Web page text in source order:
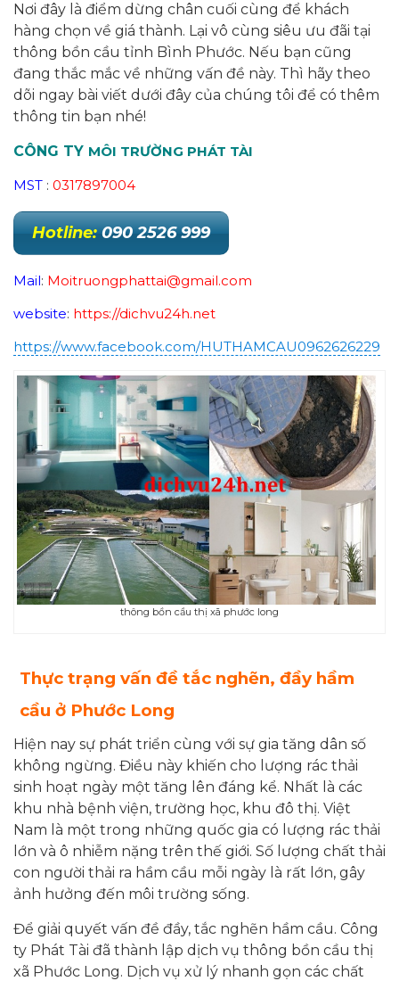
Nơi đây là điểm dừng chân cuối cùng để khách
hàng chọn về giá thành. Lại vô cùng siêu ưu đãi tại
thông bồn cầu tỉnh Bình Phước. Nếu bạn cũng
đang thắc mắc về những vấn đề này. Thì hãy theo
dõi ngay bài viết dưới đây của chúng tôi để có thêm
thông tin bạn nhé!
CÔNG TY MÔI TRƯỜNG PHÁT TÀI
MST : 0317897004
Hotline: 090 2526 999
Mail: Moitruongphattai@gmail.com
website: https://dichvu24h.net
https://www.facebook.com/HUTHAMCAU0962626229
thông bồn cầu thị xã phước long
Thực trạng vấn đề tắc nghẽn, đầy hầm
cầu ở Phước Long
Hiện nay sự phát triển cùng với sự gia tăng dân số
không ngừng. Điều này khiến cho lượng rác thải
sinh hoạt ngày một tăng lên đáng kể. Nhất là các
khu nhà bệnh viện, trường học, khu đô thị. Việt
Nam là một trong những quốc gia có lượng rác thải
lớn và ô nhiễm nặng trên thế giới. Số lượng chất thải
con người thải ra hầm cầu mỗi ngày là rất lớn, gây
ảnh hưởng đến môi trường sống.
Để giải quyết vấn đề đầy, tắc nghẽn hầm cầu. Công
ty Phát Tài đã thành lập dịch vụ thông bồn cầu thị
xã Phước Long. Dịch vụ xử lý nhanh gọn các chất